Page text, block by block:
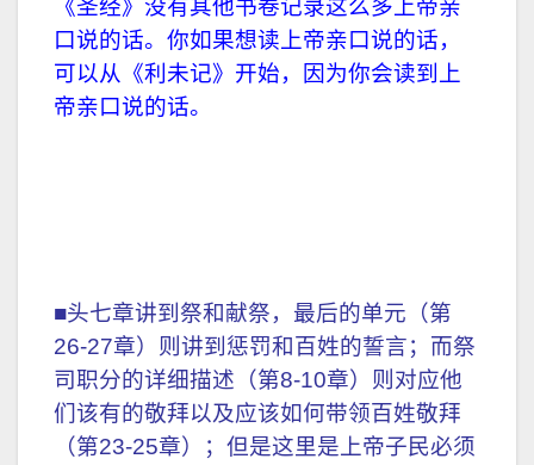
《圣经》没有其他书卷记录这么多上帝亲
口说的话。你如果想读上帝亲口说的话，
可以从《利未记》开始，因为你会读到上
帝亲口说的话。
■头七章讲到祭和献祭，最后的单元（第
26-27章）则讲到惩罚和百姓的誓言；而祭
司职分的详细描述（第8-10章）则对应他
们该有的敬拜以及应该如何带领百姓敬拜
（第23-25章）；但是这里是上帝子民必须